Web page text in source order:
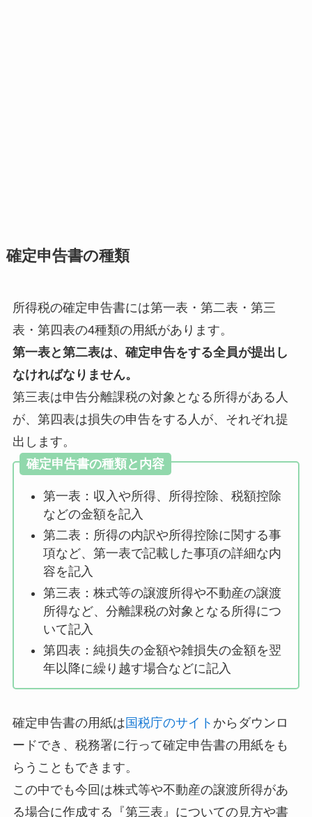
確定申告書の種類
所得税の確定申告書には第一表・第二表・第三
表・第四表の4種類の用紙があります。
第一表と第二表は、確定申告をする全員が提出し
なければなりません。
第三表は申告分離課税の対象となる所得がある人
が、第四表は損失の申告をする人が、それぞれ提
出します。
確定申告書の種類と内容
第一表：収入や所得、所得控除、税額控除
などの金額を記入
第二表：所得の内訳や所得控除に関する事
項など、第一表で記載した事項の詳細な内
容を記入
第三表：株式等の譲渡所得や不動産の譲渡
所得など、分離課税の対象となる所得につ
いて記入
第四表：純損失の金額や雑損失の金額を翌
年以降に繰り越す場合などに記入
確定申告書の用紙は国税庁のサイト からダウンロ
ードでき、税務署に行って確定申告書の用紙をも
らうこともできます。
この中でも今回は株式等や不動産の譲渡所得があ
る場合に作成する『第三表』についての見方や書